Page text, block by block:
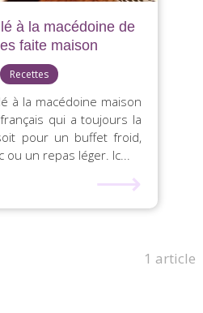
à la macédoine de
faite maison
Recettes
à la macédoine maison
qui a toujours la
pour un buffet froid,
ou un repas léger. Ic...
⟶
1 article